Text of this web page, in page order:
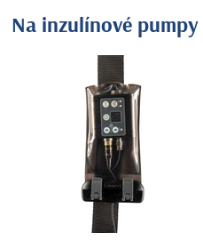
Na inzulínové